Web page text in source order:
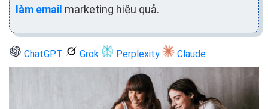
làm email marketing hiệu quả.
ChatGPT Grok Perplexity Claude